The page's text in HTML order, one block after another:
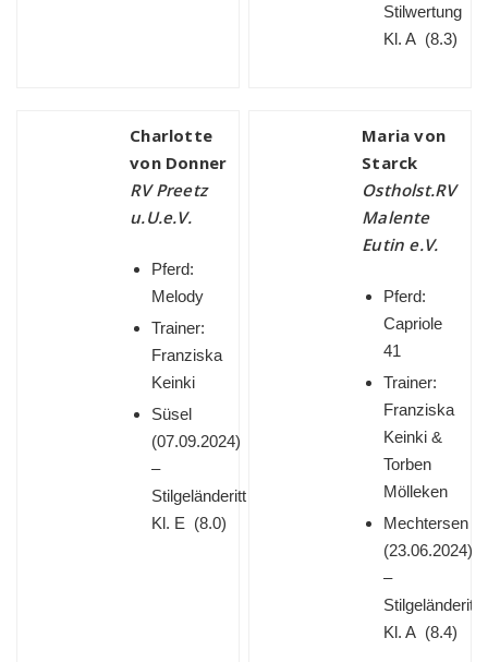
Stilwertung
Kl. A (8.3)
Charlotte
von Donner
RV Preetz
u.U.e.V.
Pferd:
Melody
Trainer:
Franziska
Keinki
Süsel
(07.09.2024)
–
Stilgeländeritt
Kl. E (8.0)
Maria von
Starck
Ostholst.RV
Malente
Eutin e.V.
Pferd:
Capriole
41
Trainer:
Franziska
Keinki &
Torben
Mölleken
Mechtersen
(23.06.2024)
–
Stilgeländeritt
Kl. A (8.4)